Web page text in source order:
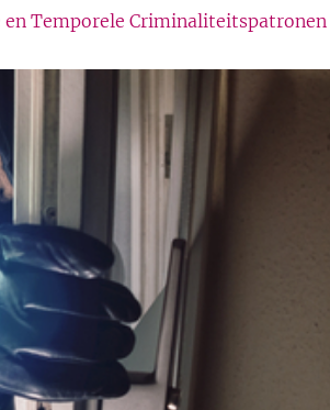
Temporele Criminaliteitspatronen